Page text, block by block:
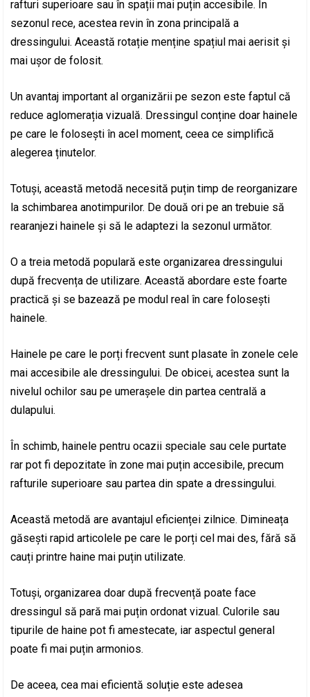
rafturi superioare sau în spații mai puțin accesibile. În
sezonul rece, acestea revin în zona principală a
dressingului. Această rotație menține spațiul mai aerisit și
mai ușor de folosit.
Un avantaj important al organizării pe sezon este faptul că
reduce aglomerația vizuală. Dressingul conține doar hainele
pe care le folosești în acel moment, ceea ce simplifică
alegerea ținutelor.
Totuși, această metodă necesită puțin timp de reorganizare
la schimbarea anotimpurilor. De două ori pe an trebuie să
rearanjezi hainele și să le adaptezi la sezonul următor.
O a treia metodă populară este organizarea dressingului
după frecvența de utilizare. Această abordare este foarte
practică și se bazează pe modul real în care folosești
hainele.
Hainele pe care le porți frecvent sunt plasate în zonele cele
mai accesibile ale dressingului. De obicei, acestea sunt la
nivelul ochilor sau pe umerașele din partea centrală a
dulapului.
În schimb, hainele pentru ocazii speciale sau cele purtate
rar pot fi depozitate în zone mai puțin accesibile, precum
rafturile superioare sau partea din spate a dressingului.
Această metodă are avantajul eficienței zilnice. Dimineața
găsești rapid articolele pe care le porți cel mai des, fără să
cauți printre haine mai puțin utilizate.
Totuși, organizarea doar după frecvență poate face
dressingul să pară mai puțin ordonat vizual. Culorile sau
tipurile de haine pot fi amestecate, iar aspectul general
poate fi mai puțin armonios.
De aceea, cea mai eficientă soluție este adesea